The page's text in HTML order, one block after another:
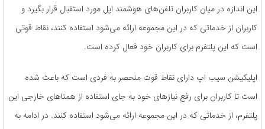
این اندازه در میان کاربران تلفن‌های هوشمند اپل مورد استقبال قرار بگیرد و
کاربران از خدماتی که در این مجموعه ارائه می‌شود استفاده کنند، نقاط قوتی
است که این پلتفرم برای کاربران خود فعال کرده است.
اپلیکیشن سیب اپ دارای نقاط قوت منحصر به ‌فردی است که باعث شده
است تا کاربران برای رفع نیازهای خود به‌ جای استفاده از همتاهای خارجی این
پلتفرم، از خدماتی که در این مجموعه ارائه می‌شود استفاده کنند. در ادامه به